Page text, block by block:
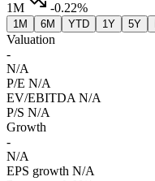
1M
-0.22%
1M 6M YTD 1Y 5Y
Valuation
-
N/A
P/E N/A
EV/EBITDA N/A
P/S N/A
Growth
-
N/A
EPS growth N/A